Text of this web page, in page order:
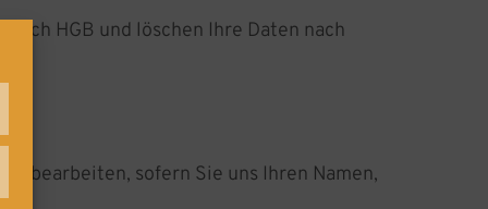
HGB und löschen Ihre Daten nach
bearbeiten, sofern Sie uns Ihren Namen,